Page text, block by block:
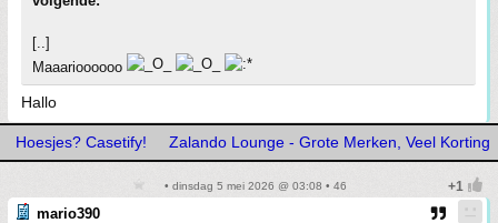
[..]
Maaarioooooo
Hallo
Hoesjes? Casetify! Zalando Lounge - Grote Merken, Veel Korting
• dinsdag 5 mei 2026 @ 03:08 • 46
mario390